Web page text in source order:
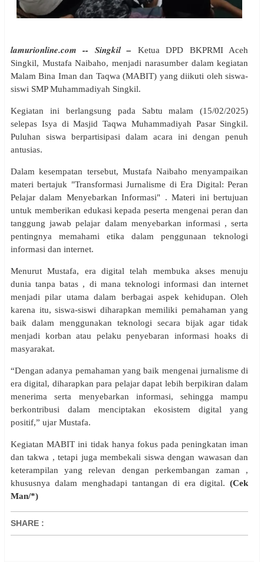
lamurionline.com -- Singkil – Ketua DPD BKPRMI Aceh
Singkil, Mustafa Naibaho, menjadi narasumber dalam kegiatan
Malam Bina Iman dan Taqwa (MABIT) yang diikuti oleh siswa-
siswi SMP Muhammadiyah Singkil.
Kegiatan ini berlangsung pada Sabtu malam (15/02/2025)
selepas Isya di Masjid Taqwa Muhammadiyah Pasar Singkil.
Puluhan siswa berpartisipasi dalam acara ini dengan penuh
antusias.
Dalam kesempatan tersebut, Mustafa Naibaho menyampaikan
materi bertajuk "Transformasi Jurnalisme di Era Digital: Peran
Pelajar dalam Menyebarkan Informasi" . Materi ini bertujuan
untuk memberikan edukasi kepada peserta mengenai peran dan
tanggung jawab pelajar dalam menyebarkan informasi , serta
pentingnya memahami etika dalam penggunaan teknologi
informasi dan internet.
Menurut Mustafa, era digital telah membuka akses menuju
dunia tanpa batas , di mana teknologi informasi dan internet
menjadi pilar utama dalam berbagai aspek kehidupan. Oleh
karena itu, siswa-siswi diharapkan memiliki pemahaman yang
baik dalam menggunakan teknologi secara bijak agar tidak
menjadi korban atau pelaku penyebaran informasi hoaks di
masyarakat.
“Dengan adanya pemahaman yang baik mengenai jurnalisme di
era digital, diharapkan para pelajar dapat lebih berpikiran dalam
menerima serta menyebarkan informasi, sehingga mampu
berkontribusi dalam menciptakan ekosistem digital yang
positif,” ujar Mustafa.
Kegiatan MABIT ini tidak hanya fokus pada peningkatan iman
dan takwa , tetapi juga membekali siswa dengan wawasan dan
keterampilan yang relevan dengan perkembangan zaman ,
khususnya dalam menghadapi tantangan di era digital.(Cek
Man/*)
SHARE :